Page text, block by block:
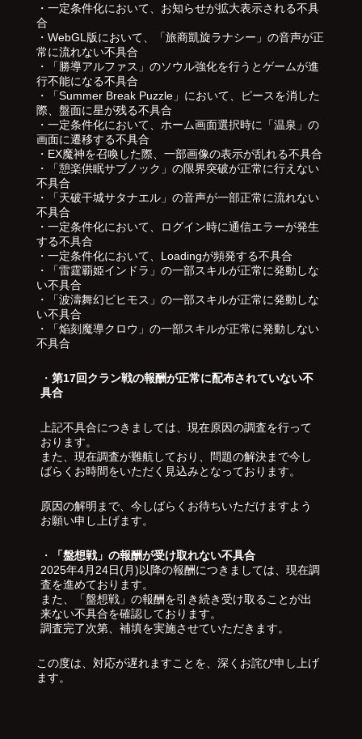
・一定条件化において、お知らせが拡大表示される不具
合
・WebGL版において、「旅商凱旋ラナシー」の音声が正
常に流れない不具合
・「勝導アルファス」のソウル強化を行うとゲームが進
行不能になる不具合
・「Summer Break Puzzle」において、ピースを消した
際、盤面に星が残る不具合
・一定条件化において、ホーム画面選択時に「温泉」の
画面に遷移する不具合
・EX魔神を召喚した際、一部画像の表示が乱れる不具合
・「憩楽供眠サブノック」の限界突破が正常に行えない
不具合
・「天破干城サタナエル」の音声が一部正常に流れない
不具合
・一定条件化において、ログイン時に通信エラーが発生
する不具合
・一定条件化において、Loadingが頻発する不具合
・「雷霆覇姫インドラ」の一部スキルが正常に発動しな
い不具合
・「波濤舞幻ビヒモス」の一部スキルが正常に発動しな
い不具合
・「焔刻魔導クロウ」の一部スキルが正常に発動しない
不具合
・ 第17回クラン戦の報酬が正常に配布されていない不
具合
上記不具合につきましては、現在原因の調査を行って
おります。
また、現在調査が難航しており、問題の解決まで今し
ばらくお時間をいただく見込みとなっております。
原因の解明まで、今しばらくお待ちいただけますよう
お願い申し上げます。
・
「盤想戦」の報酬が受け取れない不具合
2025年4月24日(月)以降の報酬につきましては、現在調
査を進めております。
また、「盤想戦」の報酬を引き続き受け取ることが出
来ない不具合を確認しております。
調査完了次第、補填を実施させていただきます。
この度は、対応が遅れますことを、深くお詫び申し上げ
ます。